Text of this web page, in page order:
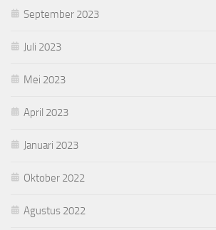
September 2023
Juli 2023
Mei 2023
April 2023
Januari 2023
Oktober 2022
Agustus 2022